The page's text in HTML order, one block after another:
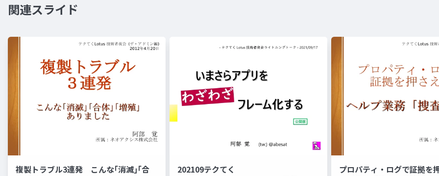
関連スライド
複製トラブル3連発 こんな｢消滅｣｢合
202109テクてく
プロパティ・ログで証拠